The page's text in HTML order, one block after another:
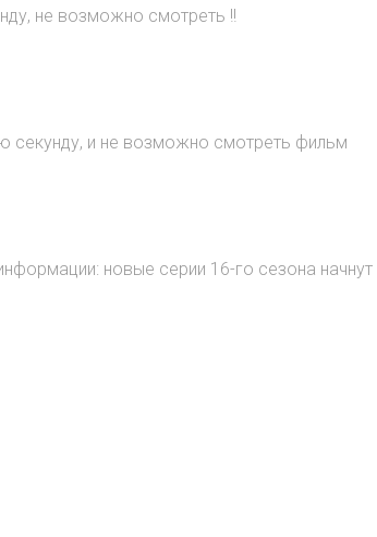
не возможно смотреть !!
секунду, и не возможно смотреть фильм
новые серии 16-го сезона начнут